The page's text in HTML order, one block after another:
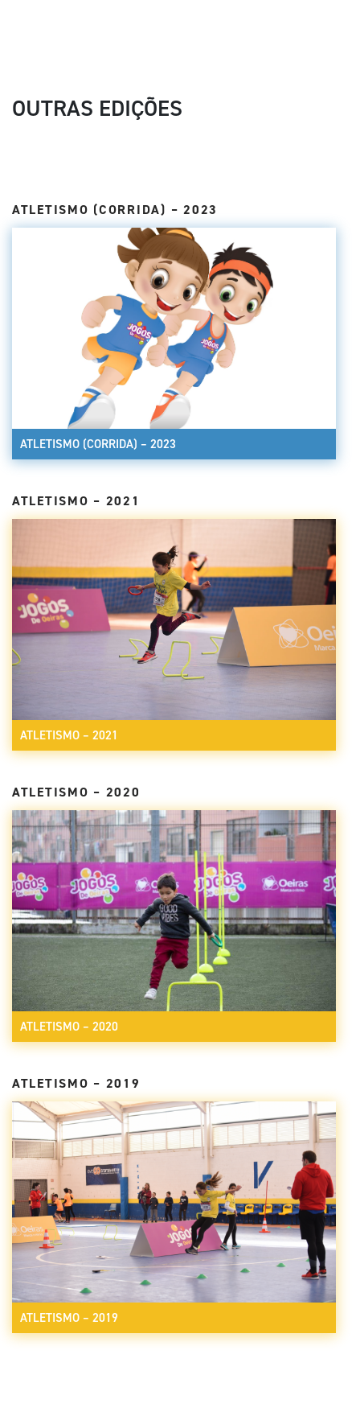
OUTRAS EDIÇÕES
ATLETISMO (CORRIDA) – 2023
ATLETISMO (CORRIDA) – 2023
ATLETISMO – 2021
ATLETISMO – 2021
ATLETISMO – 2020
ATLETISMO – 2020
ATLETISMO – 2019
ATLETISMO – 2019